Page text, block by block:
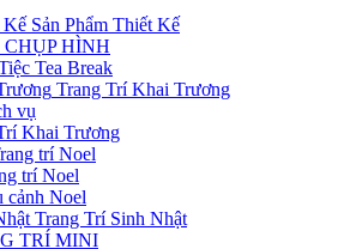
Sản Phẩm Thiết Kế
HÌNH
Tea Break
Trang Trí Khai Trương
vụ
Khai Trương
trí Noel
trí Noel
cảnh Noel
Trang Trí Sinh Nhật
TRÍ MINI